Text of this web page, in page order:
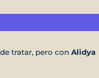
tratar, pero con Alidya